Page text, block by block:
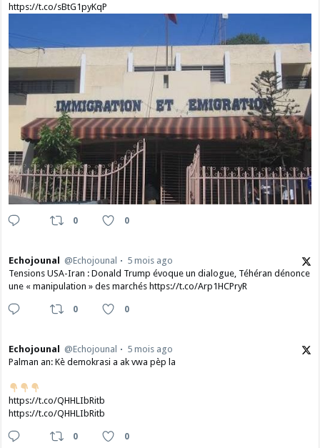
https://t.co/sBtG1pyKqP
0 0
Echojounal @Echojounal
5 mois ago
Tensions USA-Iran : Donald Trump évoque un dialogue, Téhéran dénonce
une « manipulation » des marchés https://t.co/Arp1HCPryR
0 0
Echojounal @Echojounal
5 mois ago
Palman an: Kè demokrasi a ak vwa pèp la
https://t.co/QHHLIbRitb
https://t.co/QHHLIbRitb
0 0